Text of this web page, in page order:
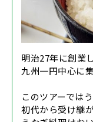
明治27年に創業
九州一円中心に
このツアーでは
初代から受け継